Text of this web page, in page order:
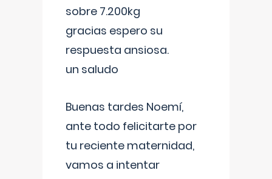
sobre 7.200kg
gracias espero su
respuesta ansiosa.
un saludo
Buenas tardes Noemí,
ante todo felicitarte por
tu reciente maternidad,
vamos a intentar